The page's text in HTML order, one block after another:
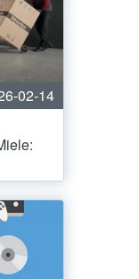
02-14